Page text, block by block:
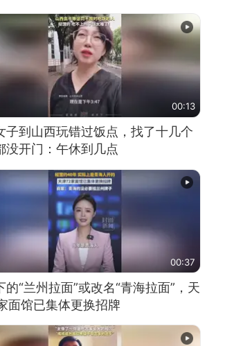
00:13
子到山西玩错过饭点，找了十几个
没开门：午休到几点
00:37
的“兰州拉面”或改名“青海拉面”，天
面馆已集体更换招牌